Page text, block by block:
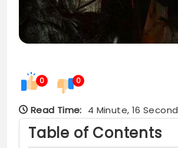
0 0
Read Time: 4 Minute, 16 Second
Table of Contents